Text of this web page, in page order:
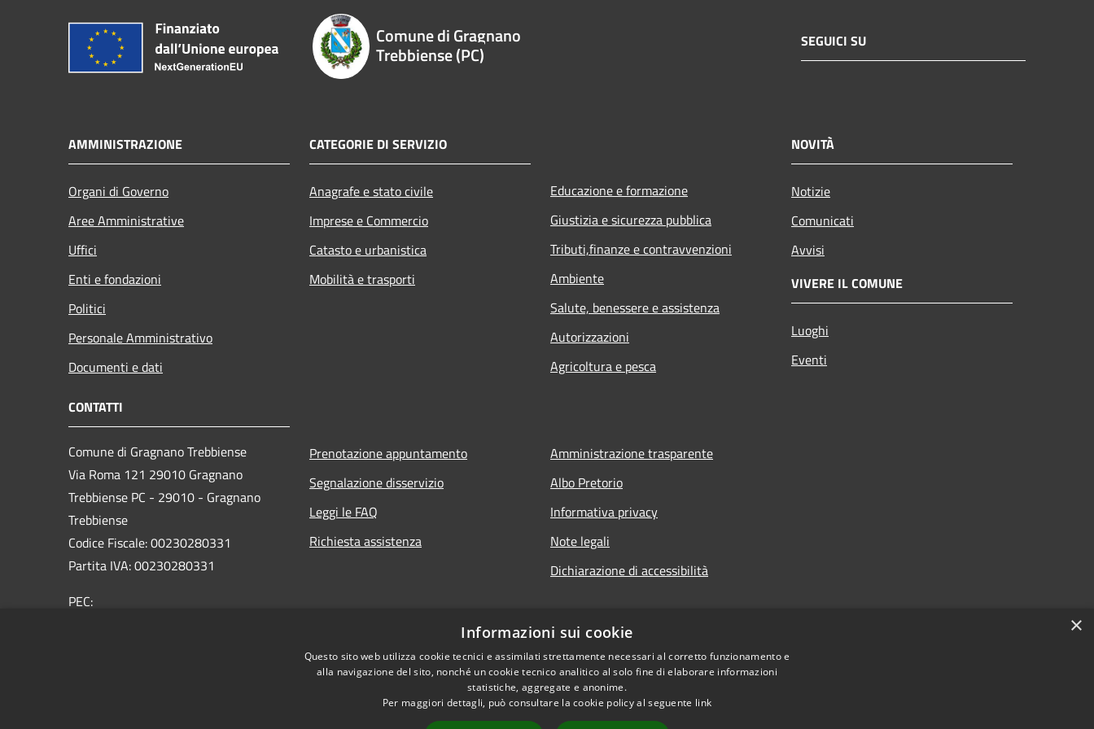
Comune di Gragnano
Trebbiense (PC)
SEGUICI SU
AMMINISTRAZIONE
Organi di Governo
Aree Amministrative
Uffici
Enti e fondazioni
Politici
Personale Amministrativo
Documenti e dati
CATEGORIE DI SERVIZIO
Anagrafe e stato civile
Imprese e Commercio
Catasto e urbanistica
Mobilità e trasporti
Educazione e formazione
Giustizia e sicurezza pubblica
Tributi,finanze e contravvenzioni
Ambiente
Salute, benessere e assistenza
Autorizzazioni
Agricoltura e pesca
NOVITÀ
Notizie
Comunicati
Avvisi
VIVERE IL COMUNE
Luoghi
Eventi
CONTATTI
Comune di Gragnano Trebbiense
Via Roma 121 29010 Gragnano
Trebbiense PC - 29010 - Gragnano
Trebbiense
Codice Fiscale: 00230280331
Partita IVA: 00230280331
PEC:
Prenotazione appuntamento
Segnalazione disservizio
Leggi le FAQ
Richiesta assistenza
Amministrazione trasparente
Albo Pretorio
Informativa privacy
Note legali
Dichiarazione di accessibilità
×
Informazioni sui cookie
Questo sito web utilizza cookie tecnici e assimilati strettamente necessari al corretto funzionamento e
alla navigazione del sito, nonché un cookie tecnico analitico al solo fine di elaborare informazioni
statistiche, aggregate e anonime.
Per maggiori dettagli, può consultare la cookie policy al seguente link